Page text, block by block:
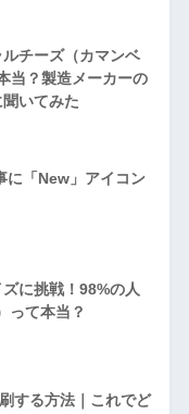
チーズ（カマンベ
当？製造メーカーの
いてみた
「New」アイコン
に挑戦！98%の人
って本当？
する方法｜これでど